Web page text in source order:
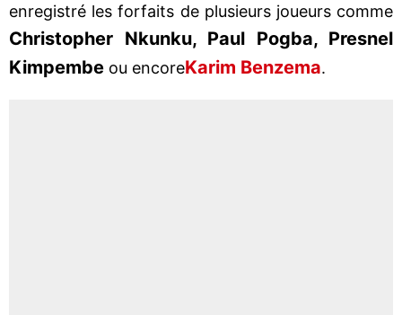
enregistré les forfaits de plusieurs joueurs comme
Christopher Nkunku, Paul Pogba, Presnel
Kimpembe ou encoreKarim Benzema.